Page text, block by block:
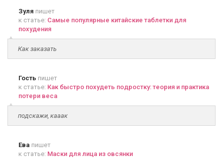
Зуля пишет
к статье: Самые популярные китайские таблетки для
похудения
Как заказать
Гость пишет
к статье: Как быстро похудеть подростку: теория и практика
потери веса
подскажи, кааак
Ева пишет
к статье: Маски для лица из овсянки